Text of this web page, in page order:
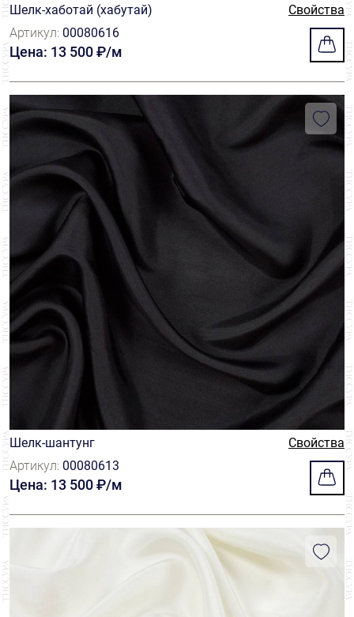
Шелк-хаботай (хабутай)
Свойства
Артикул: 00080616
Цена: 13 500 ₽/м
Шелк-шантунг
Свойства
Артикул: 00080613
Цена: 13 500 ₽/м